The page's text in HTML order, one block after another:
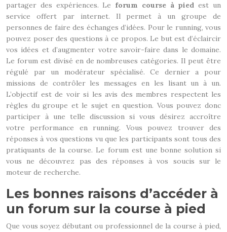
partager des expériences. Le forum course à pied est un
service offert par internet. Il permet à un groupe de
personnes de faire des échanges d’idées. Pour le running, vous
pouvez poser des questions à ce propos. Le but est d’éclaircir
vos idées et d’augmenter votre savoir-faire dans le domaine.
Le forum est divisé en de nombreuses catégories. Il peut être
régulé par un modérateur spécialisé. Ce dernier a pour
missions de contrôler les messages en les lisant un à un.
L’objectif est de voir si les avis des membres respectent les
règles du groupe et le sujet en question. Vous pouvez donc
participer à une telle discussion si vous désirez accroître
votre performance en running. Vous pouvez trouver des
réponses à vos questions vu que les participants sont tous des
pratiquants de la course. Le forum est une bonne solution si
vous ne découvrez pas des réponses à vos soucis sur le
moteur de recherche.
Les bonnes raisons d’accéder à
un forum sur la course à pied
Que vous soyez débutant ou professionnel de la course à pied,